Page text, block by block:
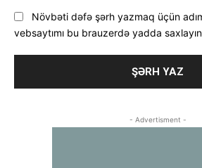
Növbəti dəfə şərh yazmaq üçün
vebsaytımı bu brauzerdə yadda
- Advertisment -